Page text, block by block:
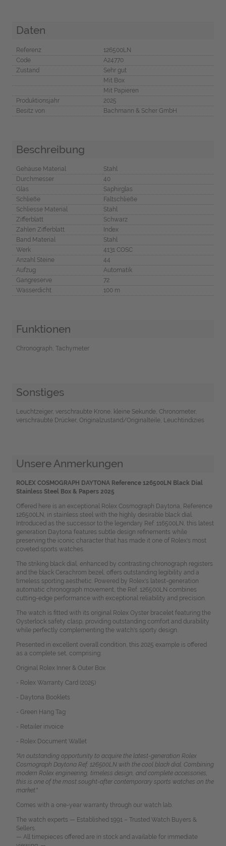
Daten
Referenz
126500LN
Code
A24770
Zustand
Sehr gut
Mit Box
Mit Papieren
Produktionsjahr
2025
Besitz von
Bachmann & Scher GmbH
Beschreibung
Gehäuse Material
Stahl
Durchmesser
40
Glas
Saphirglas
Schließe
Faltschließe
Schliesse Material
Stahl
Zifferblatt
Schwarz
Zahlen Zifferblatt
Index
Band Material
Stahl
Werk
4131 COSC
Anzahl Steine
44
Aufzug
Automatik
Gangreserve
72
Wasserdicht
100 m
Funktionen
Chronograph, Tachymeter
Sonstiges
Leuchtzeiger, verschraubte Krone, kleine Sekunde, Chronometer,
verschraubte Drücker, Originalzustand/Originalteile, Leuchtindizies
Unsere Anmerkungen
ROLEX COSMOGRAPH DAYTONA Reference 126500LN Black Dial
Stainless Steel Box & Papers 2025
Offered here is an exceptional Rolex Cosmograph Daytona, Reference
126500LN, in stainless steel with the highly desirable black dial.
Introduced as the successor to the legendary Ref. 116500LN, this latest
generation Daytona features subtle design refinements while
preserving the iconic character that has made it one of Rolex's most
coveted sports watches.
The striking black dial, enhanced by contrasting chronograph registers
and the black Cerachrom bezel, offers outstanding legibility and a
timeless sporting aesthetic. Powered by Rolex's latest-generation
automatic chronograph movement, the Ref. 126500LN combines
cutting-edge performance with exceptional reliability and precision.
The watch is fitted with its original Rolex Oyster bracelet featuring the
Oysterlock safety clasp, providing outstanding comfort and durability
while perfectly complementing the watch's sporty design.
Presented in excellent overall condition, this 2025 example is offered
as a complete set, comprising:
Original Rolex Inner & Outer Box
- Rolex Warranty Card (2025)
- Daytona Booklets
- Green Hang Tag
- Retailer invoice
- Rolex Document Wallet
"An outstanding opportunity to acquire the latest-generation Rolex
Cosmograph Daytona Ref. 126500LN with the cool black dial. Combining
modern Rolex engineering, timeless design, and complete accessories,
this is one of the most sought-after contemporary sports watches on the
market."
Comes with a one-year warranty through our watch lab.
The watch experts — Established 1991 – Trusted Watch Buyers &
Sellers.
— All timepieces offered are in stock and available for immediate